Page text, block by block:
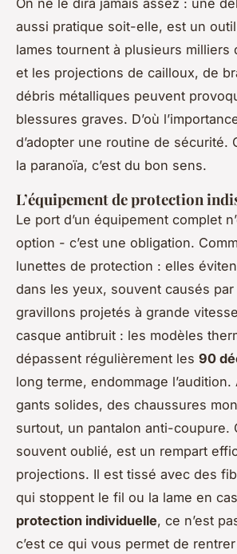
aussi pratique soit-elle, est un
lames tournent à plusieurs milliers
et les projections de cailloux, de
débris métalliques peuvent
blessures graves. D’où
d’adopter une routine de sécurité.
la paranoïa, c’est du bon sens.
L’équipement de protection
Le port d’un équipement complet
option - c’est une obligation.
lunettes de protection : elles
dans les yeux, souvent causés
gravillons projetés à grande
casque antibruit : les modèles
dépassent régulièrement les 90
long terme, endommage
gants solides, des chaussures
surtout, un pantalon anti-coupure.
souvent oublié, est un rempart
projections. Il est tissé avec des
qui stoppent le fil ou la lame en
protection individuelle, ce n’est
c’est ce qui vous permet de